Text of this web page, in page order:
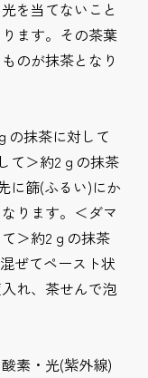
を当てないこと
ます。その茶葉
のが抹茶となり
の抹茶に対して
て＞約2ｇの抹茶
に篩(ふるい)にか
ります。＜ダマ
＞約2ｇの抹茶
ぜてペースト状
れ、茶せんで泡
素・光(紫外線)